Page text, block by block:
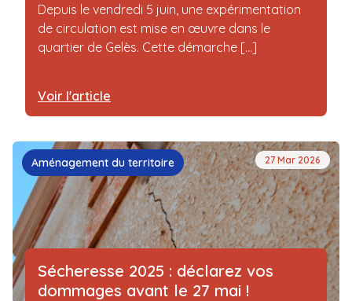
Depuis le vendredi 5 juin, une expérimentation
de circulation est mise en œuvre dans le
quartier de Gelès. Cette démarche [...]
Voir l'article
Aménagement du territoire 27 Mar 2026
Sécheresse 2025 : déclarez vos
dommages avant le 27 mai !